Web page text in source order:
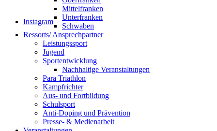
Instagram
Mittelfranken
Unterfranken
Schwaben
Ressorts/ Ansprechpartner
Leistungssport
Jugend
Sportentwicklung
Nachhaltige Veranstaltungen
Para Triathlon
Kampfrichter
Aus- und Fortbildung
Schulsport
Anti-Doping und Prävention
Presse- & Medienarbeit